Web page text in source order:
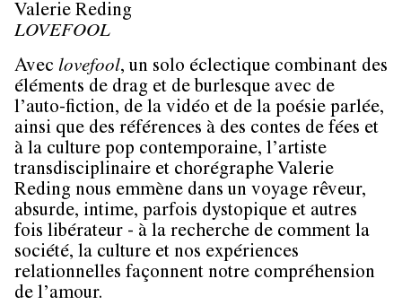
Valerie Reding
LOVEFOOL
Avec lovefool, un solo éclectique combinant des
éléments de drag et de burlesque avec de
l’auto-fiction, de la vidéo et de la poésie parlée,
ainsi que des références à des contes de fées et
à la culture pop contemporaine, l’artiste
transdisciplinaire et chorégraphe Valerie
Reding nous emmène dans un voyage rêveur,
absurde, intime, parfois dystopique et autres
fois libérateur - à la recherche de comment la
société, la culture et nos expériences
relationnelles façonnent notre compréhension
de l’amour.